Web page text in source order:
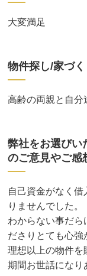
大変満足
物件探し/家づ
高齢の両親と自分
弊社をお選びい
のご意見やご感
自己資金がなく
りませんでした。
わからない事だら
ださりとても心強
理想以上の物件を
期間お世話になり